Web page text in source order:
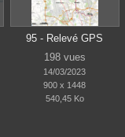
95 - Relevé GPS
198 vues
14/03/2023
900 x 1448
540,45 Ko